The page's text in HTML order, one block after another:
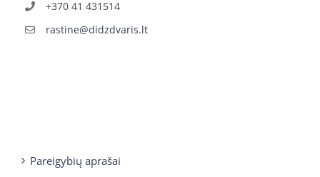
+370 41 431514
rastine@didzdvaris.lt
Pareigybių aprašai